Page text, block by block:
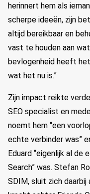
herinnert hem als
scherpe ideeën, zijn
altijd bereikbaar en
vast te houden aan
bevlogenheid heeft
wat het nu is.”
Zijn impact reikte
SEO specialist en
noemt hem “een
echte verbinder was”
Eduard “eigenlijk al de
Search” was. Stefan
SDIM, sluit zich daarbij